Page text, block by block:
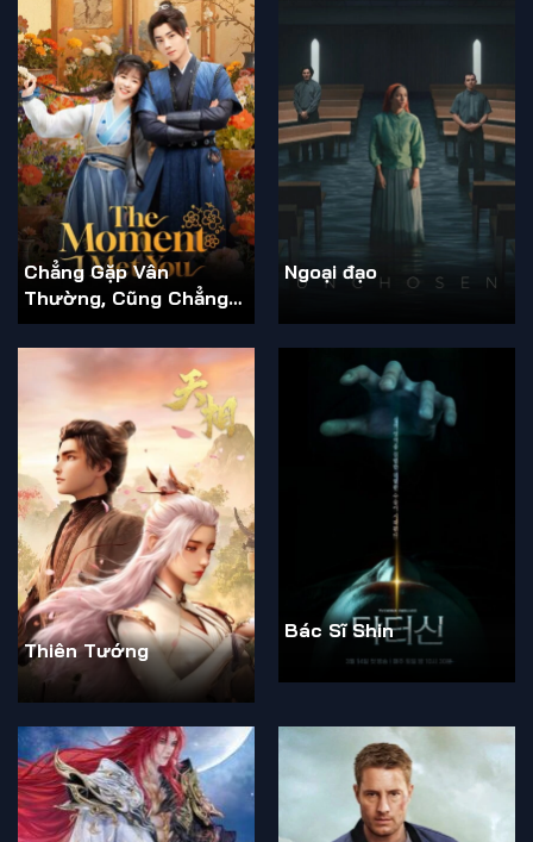
Chẳng Gặp Vân
Thường, Cũng Chẳng
Gặp Người
Ngoại đạo
Thiên Tướng
Bác Sĩ Shin